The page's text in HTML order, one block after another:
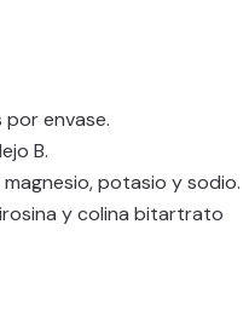
envase.
B.
potasio y sodio.
y colina bitartrato